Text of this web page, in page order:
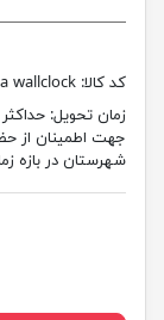
کد کالا: wallclock
زمان تحویل:
جهت اطمینان از
شهرستان در بازه